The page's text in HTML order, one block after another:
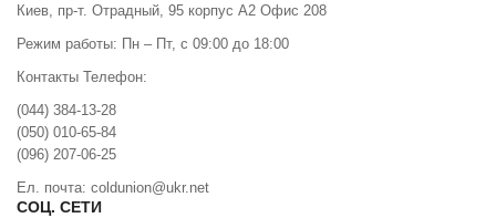
Киев, пр-т. Отрадный, 95 корпус А2 Офис 208
Режим работы: Пн – Пт, с 09:00 до 18:00
Контакты Телефон:
(044) 384-13-28
(050) 010-65-84
(096) 207-06-25
Ел. почта: coldunion@ukr.net
СОЦ. СЕТИ